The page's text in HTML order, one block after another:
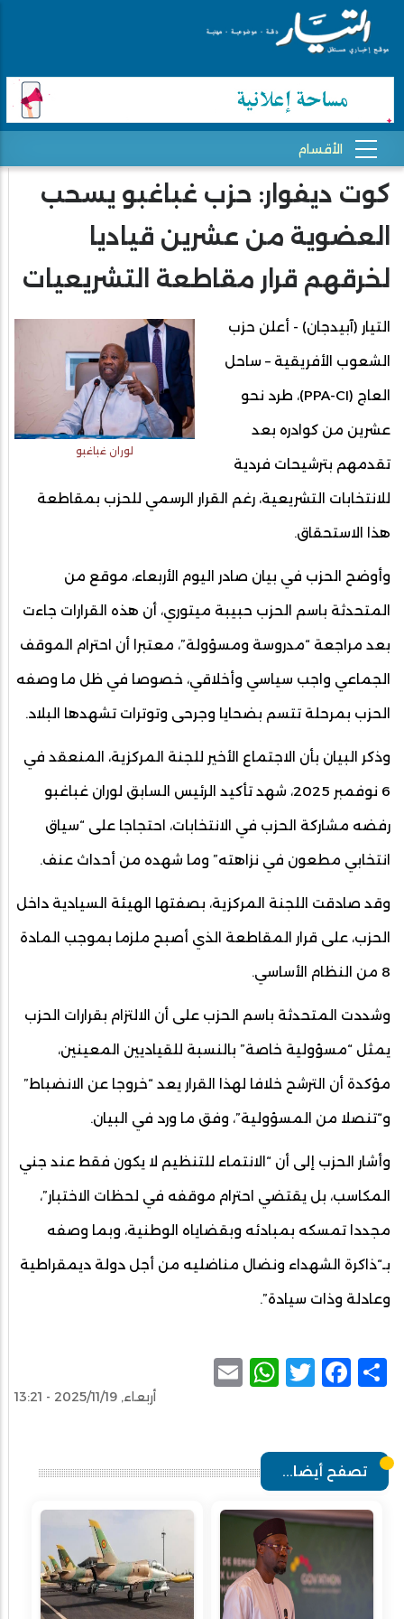
كوت ديفوار: حزب غباغبو يسحب
العضوية من عشرين قياديا
لخرقهم قرار مقاطعة التشريعيات
لوران غباغبو
التيار (آبيدجان) - أعلن حزب
الشعوب الأفريقية – ساحل
العاج (PPA-CI)، طرد نحو
عشرين من كوادره بعد
تقدمهم بترشيحات فردية
للانتخابات التشريعية، رغم القرار الرسمي للحزب بمقاطعة
هذا الاستحقاق.
وأوضح الحزب في بيان صادر اليوم الأربعاء، موقع من
المتحدثة باسم الحزب حبيبة ميتوري، أن هذه القرارات جاءت
بعد مراجعة “مدروسة ومسؤولة”، معتبرا أن احترام الموقف
الجماعي واجب سياسي وأخلاقي، خصوصا في ظل ما وصفه
الحزب بمرحلة تتسم بضحايا وجرحى وتوترات تشهدها البلاد.
وذكر البيان بأن الاجتماع الأخير للجنة المركزية، المنعقد في
6 نوفمبر 2025، شهد تأكيد الرئيس السابق لوران غباغبو
رفضه مشاركة الحزب في الانتخابات، احتجاجا على “سياق
انتخابي مطعون في نزاهته” وما شهده من أحداث عنف.
وقد صادقت اللجنة المركزية، بصفتها الهيئة السيادية داخل
الحزب، على قرار المقاطعة الذي أصبح ملزما بموجب المادة
8 من النظام الأساسي.
وشددت المتحدثة باسم الحزب على أن الالتزام بقرارات الحزب
يمثل “مسؤولية خاصة” بالنسبة للقياديين المعينين،
مؤكدة أن الترشح خلافا لهذا القرار يعد “خروجا عن الانضباط”
و“تنصلا من المسؤولية”، وفق ما ورد في البيان.
وأشار الحزب إلى أن “الانتماء للتنظيم لا يكون فقط عند جني
المكاسب، بل يقتضي احترام موقفه في لحظات الاختبار”،
مجددا تمسكه بمبادئه وبقضاياه الوطنية، وبما وصفه
بـ“ذاكرة الشهداء ونضال مناضليه من أجل دولة ديمقراطية
وعادلة وذات سيادة”.
Share
Facebook
Twitter
WhatsApp
أربعاء, 2025/11/19 - 13:21
تصفح أيضا...